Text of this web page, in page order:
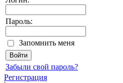
Пароль:
Запомнить меня
Забыли свой пароль?
Регистрация